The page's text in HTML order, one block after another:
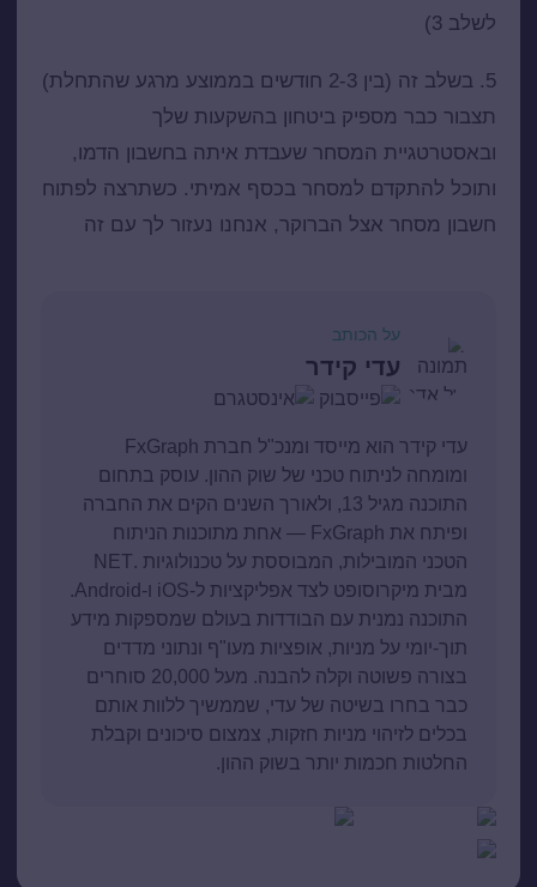
לשלב 3)
5. בשלב זה (בין 2-3 חודשים בממוצע מרגע שהתחלת)
תצבור כבר מספיק ביטחון בהשקעות שלך
ובאסטרטגיית המסחר שעבדת איתה בחשבון הדמו,
ותוכל להתקדם למסחר בכסף אמיתי. כשתרצה לפתוח
חשבון מסחר אצל הברוקר, אנחנו נעזור לך עם זה
על הכותב
עדי קידר
עדי קידר הוא מייסד ומנכ"ל חברת FxGraph
ומומחה לניתוח טכני של שוק ההון. עוסק בתחום
התוכנה מגיל 13, ולאורך השנים הקים את החברה
ופיתח את FxGraph — אחת מתוכנות הניתוח
הטכני המובילות, המבוססת על טכנולוגיות .NET
מבית מיקרוסופט לצד אפליקציות ל-iOS ו-Android.
התוכנה נמנית עם הבודדות בעולם שמספקות מידע
תוך-יומי על מניות, אופציות מעו"ף ונתוני מדדים
בצורה פשוטה וקלה להבנה. מעל 20,000 סוחרים
כבר בחרו בשיטה של עדי, שממשיך ללוות אותם
בכלים לזיהוי מניות חזקות, צמצום סיכונים וקבלת
החלטות חכמות יותר בשוק ההון.